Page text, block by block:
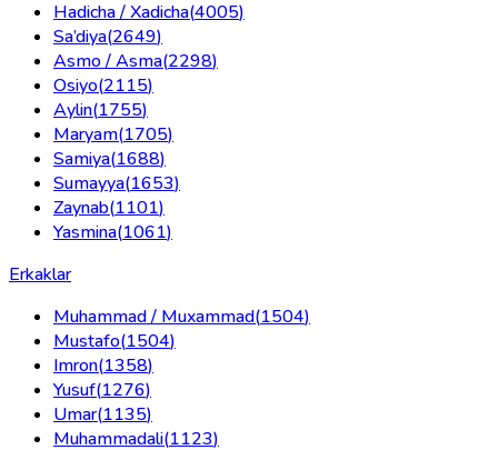
Hadicha / Xadicha(4005)
Sa’diya(2649)
Asmo / Asma(2298)
Osiyo(2115)
Aylin(1755)
Maryam(1705)
Samiya(1688)
Sumayya(1653)
Zaynab(1101)
Yasmina(1061)
Erkaklar
Muhammad / Muxammad(1504)
Mustafo(1504)
Imron(1358)
Yusuf(1276)
Umar(1135)
Muhammadali(1123)